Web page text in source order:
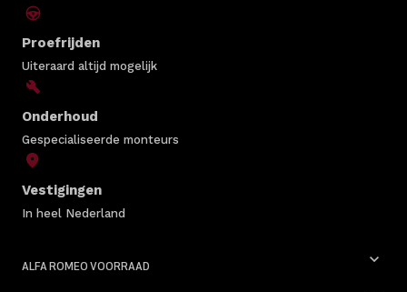
Proefrijden
Uiteraard altijd mogelijk
Onderhoud
Gespecialiseerde monteurs
Vestigingen
In heel Nederland
ALFA ROMEO VOORRAAD